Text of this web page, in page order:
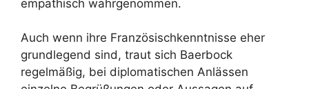
empathisch wahrgenommen.
Auch wenn ihre Französischkenntnisse eher
grundlegend sind, traut sich Baerbock
regelmäßig, bei diplomatischen Anlässen